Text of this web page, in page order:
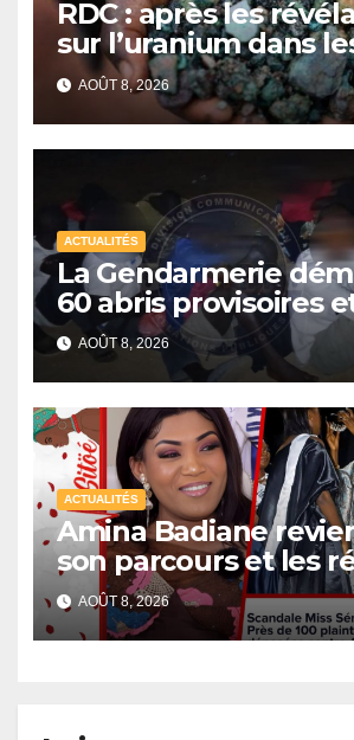
RDC : après les
sur l’uranium dans
exportations de
Kinshasa lance une
campagne de
AOÛT 8, 2026
ACTUALITÉS
La Gendarmerie
60 abris provisoires
interpelle 27
AOÛT 8, 2026
ACTUALITÉS
Amina Badiane
son parcours et les
de Miss Sénégal
AOÛT 8, 2026